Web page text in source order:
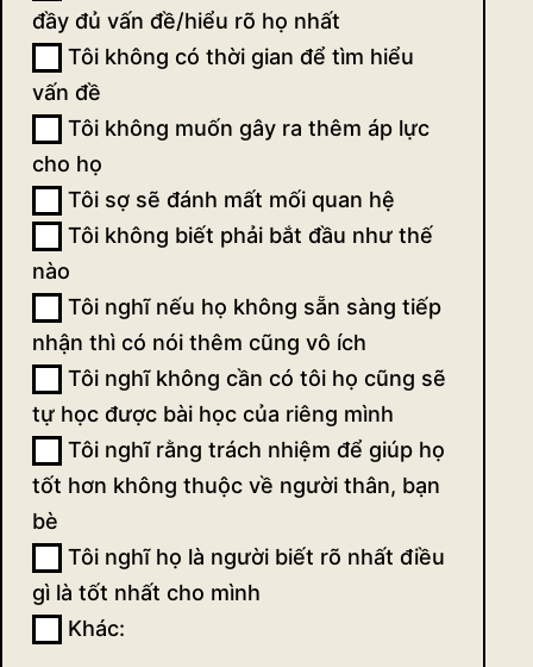
đầy đủ vấn đề/hiểu rõ họ nhất
Tôi không có thời gian để tìm hiểu
vấn đề
Tôi không muốn gây ra thêm áp lực
cho họ
Tôi sợ sẽ đánh mất mối quan hệ
Tôi không biết phải bắt đầu như thế
nào
Tôi nghĩ nếu họ không sẵn sàng tiếp
nhận thì có nói thêm cũng vô ích
Tôi nghĩ không cần có tôi họ cũng sẽ
tự học được bài học của riêng mình
Tôi nghĩ rằng trách nhiệm để giúp họ
tốt hơn không thuộc về người thân, bạn
bè
Tôi nghĩ họ là người biết rõ nhất điều
gì là tốt nhất cho mình
Khác: